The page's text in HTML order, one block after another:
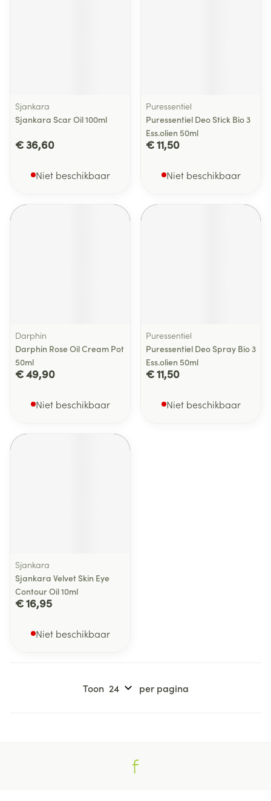
Sjankara
Sjankara Scar Oil 100ml
€ 36,60
Niet beschikbaar
Puressentiel
Puressentiel Deo Stick Bio 3
Ess.olien 50ml
€ 11,50
Niet beschikbaar
Darphin
Darphin Rose Oil Cream Pot
50ml
€ 49,90
Niet beschikbaar
Puressentiel
Puressentiel Deo Spray Bio 3
Ess.olien 50ml
€ 11,50
Niet beschikbaar
Sjankara
Sjankara Velvet Skin Eye
Contour Oil 10ml
€ 16,95
Niet beschikbaar
Toon per pagina